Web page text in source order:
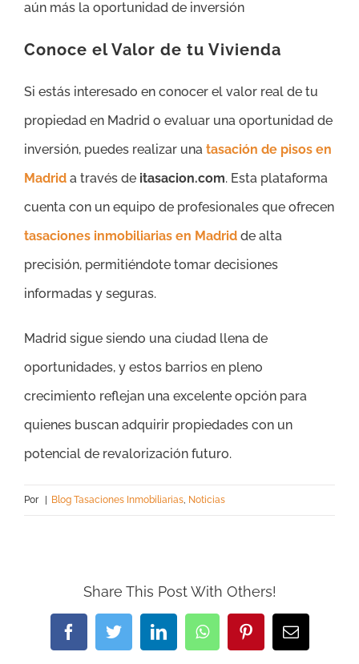
aún más la oportunidad de inversión​
Conoce el Valor de tu Vivienda
Si estás interesado en conocer el valor real de tu
propiedad en Madrid o evaluar una oportunidad de
inversión, puedes realizar una tasación de pisos en
Madrid a través de itasacion.com. Esta plataforma
cuenta con un equipo de profesionales que ofrecen
tasaciones inmobiliarias en Madrid de alta
precisión, permitiéndote tomar decisiones
informadas y seguras.
Madrid sigue siendo una ciudad llena de
oportunidades, y estos barrios en pleno
crecimiento reflejan una excelente opción para
quienes buscan adquirir propiedades con un
potencial de revalorización futuro.
Por Blog Tasaciones Inmobiliarias, Noticias
Share This Post With Others!
FacebookTwitterLinkedInWhatsAppPinterestCorreo